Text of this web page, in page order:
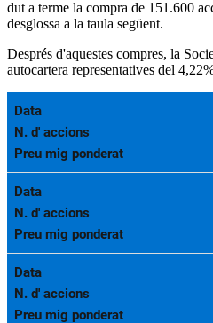
dut a terme la compra de 151.600
desglossa a la taula següent.
Després d'aquestes compres, la
autocartera representatives del